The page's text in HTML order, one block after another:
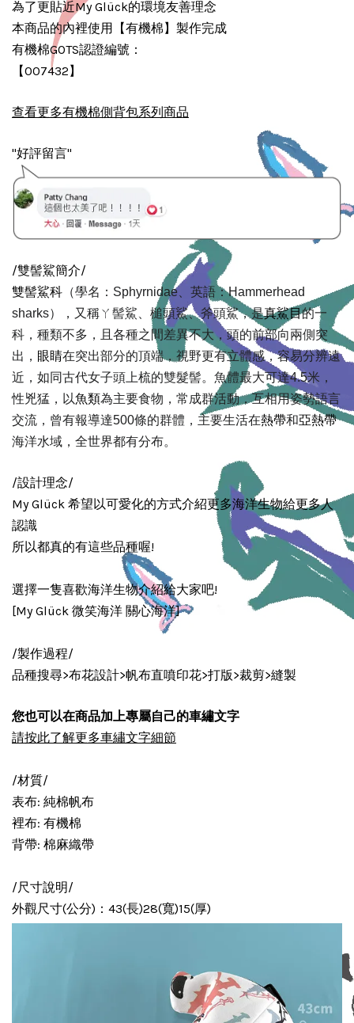
為了更貼近My Glück的環境友善理念
本商品的內裡使用【有機棉】製作完成
有機棉GOTS認證編號：
【007432】
查看更多有機棉側背包系列商品
"好評留言"
/雙髻鯊簡介/
雙髻鯊科 （學名： Sphyrnidae 、英語：Hammerhead
sharks），又稱ㄚ髻鯊 、槌頭鯊、斧頭鯊，是真鯊目的一
科，種類不多，且各種之間差異不大，頭的前部向兩側突
出， 眼睛在突出部分的頂端，視野更有立體感，容易分辨遠
近，如同古代女子頭上梳的雙髮髻。魚體最大可達4.5米，
性兇猛，以魚類為主要食物，常成群活動，互相用姿勢語言
交流，曾有報導達500條的群體，主要生活在熱帶和亞熱帶
海洋水域，全世界都有分布。
/設計理念/
My Glück 希望以可愛化的方式介紹更多海洋生物給更多人
認識
所以都真的有這些品種喔!
選擇一隻喜歡海洋生物介紹給大家吧!
[My Glück 微笑海洋 關心海洋]
/製作過程/
品種搜尋>布花設計>帆布直噴印花>打版>裁剪>縫製
您也可以在商品加上專屬自己的車繡文字
請按此了解更多車繡文字細節
/材質/
表布: 純棉帆布
裡布: 有機棉
背帶: 棉麻織帶
/尺寸說明/
外觀尺寸(公分)：43(長)28(寬)15(厚)